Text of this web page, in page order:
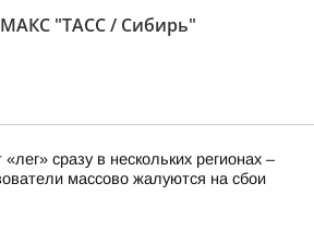
МАКС "ТАСС / Сибирь"
«лег» сразу в нескольких регионах –
массово жалуются на сбои